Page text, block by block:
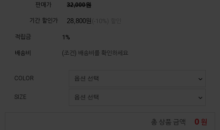
판매가 32,000원
기간 할인가 28,800원
적립금 1%
배송비 (조건) 배송비를 확인하세요
COLOR
SIZE
총 상품 금액 0 원